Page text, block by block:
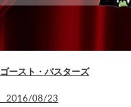
ゴースト・バスターズ
2016/08/23